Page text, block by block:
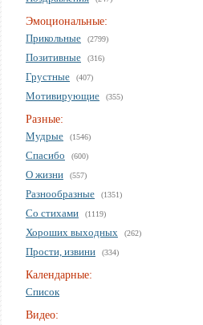
Эмоциональные:
Прикольные
(2799)
Позитивные (316)
Грустные (407)
Мотивирующие (355)
Разные:
Мудрые
(1546)
Спасибо (600)
О жизни (557)
Разнообразные (1351)
Со стихами (1119)
Хороших выходных (262)
Прости, извини (334)
Календарные:
Список
Видео: